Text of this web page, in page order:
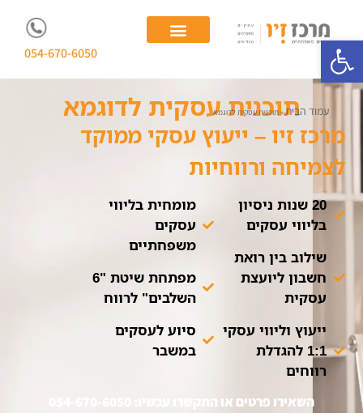
054-670-6050
תוכנית עסקית לדוגמאעמוד הבית»תוכנית עסקית לדוגמא
מרכז זיו – ייעוץ עסקי ממוקד
לצמיחה ורווחיות
20 שנות ניסיון
בליווי עסקים
שילוב בין רואת
חשבון ליועצת
עסקית
ייעוץ וליווי עסקי
1:1 להגדלת
רווחים
מומחית בליווי
עסקים
משפחתיים
מפתחת שיטת "6
השלבים" לרווח
סיוע לעסקים
במשבר
השאירו פרטים או התקשרו עכשיו: 054-670-6050
פתח סרגל נגישות